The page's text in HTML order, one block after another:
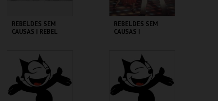
REBELDES SEM
CAUSAS | REBEL
CINEMATECA
MAIS INFO
REBELDES SEM
CAUSAS |
CINEMATECA
MAIS INFO